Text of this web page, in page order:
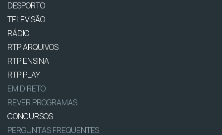
DESPORTO
TELEVISÃO
RÁDIO
RTP ARQUIVOS
RTP ENSINA
RTP PLAY
EM DIRETO
REVER PROGRAMAS
CONCURSOS
PERGUNTAS FREQUENTES